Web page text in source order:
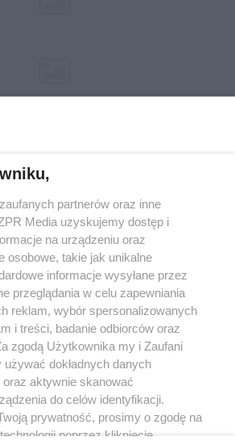
w serwisie nie może być powielany i
rozpowszechniany w jakikolwiek sposób (w
mechaniczny) na jakimkolwiek polu
formie, włącznie z umieszczaniem w Internecie
praw. Jakiekolwiek użycie lub
całości lub w części z naruszeniem prawa, tzn.
zabronione pod groźbą kary i może być ścigane
O nas
partnerów oraz inne
Media uzyskujemy dostęp i
na urządzeniu oraz
osobowe, takie jak unikalne
informacje wysyłane przez
przeglądania w celu zapewniania
reklam, wybór spersonalizowanych
i treści, badanie odbiorców oraz
zgodą Użytkownika my i Zaufani
dokładnych danych
aktywnie skanować
do celów identyfikacji.
prywatność, prosimy o zgodę na
poprzez kliknięcie